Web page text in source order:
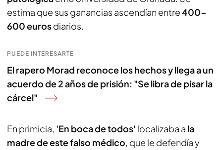
estima que sus ganancias ascendían entre400-
600 eurosdiarios.
PUEDE INTERESARTE
El rapero Morad reconoce los hechos y llega a un
acuerdo de 2 años de prisión: "Se libra de pisar la
cárcel"
En primicia, 'En boca de todos' localizaba a la
madre de este falso médico, que le defendía y